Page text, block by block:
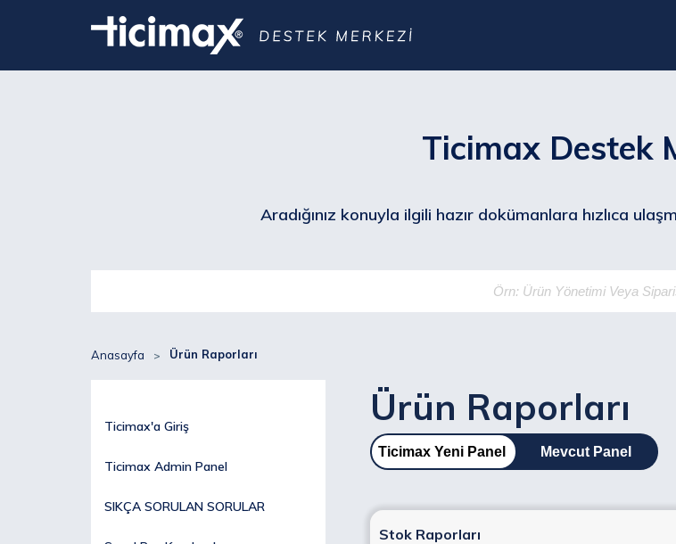
Ticimax Destek
Aradığınız konuyla ilgili hazır dokümanlara hızlıca
Anasayfa Ürün Raporları
Ticimax'a Giriş
Ticimax Admin Panel
SIKÇA SORULAN SORULAR
Ürün Raporları
Ticimax Yeni Panel Mevcut Panel
Stok Raporları